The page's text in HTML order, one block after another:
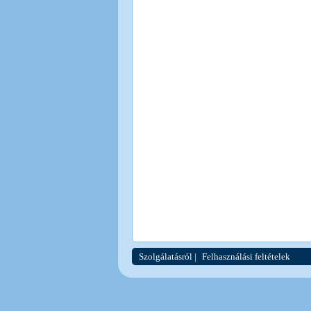
Szolgálatásról | Felhasználási feltételek